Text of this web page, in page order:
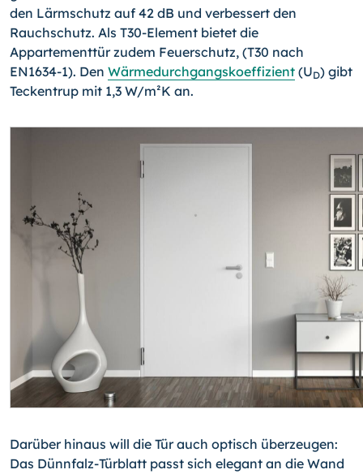
den Lärmschutz auf 42 dB und verbessert den
Rauchschutz. Als T30-Ele­ment bietet die
Appartementtür zudem Feuerschutz, (T30 nach
EN1634-1). Den Wärmedurchgangskoeffizient (UD) gibt
Teckentrup mit 1,3 W/m²K an.
Darüber hinaus will die Tür auch optisch überzeugen:
Das Dünnfalz-Türblatt passt sich elegant an die Wand